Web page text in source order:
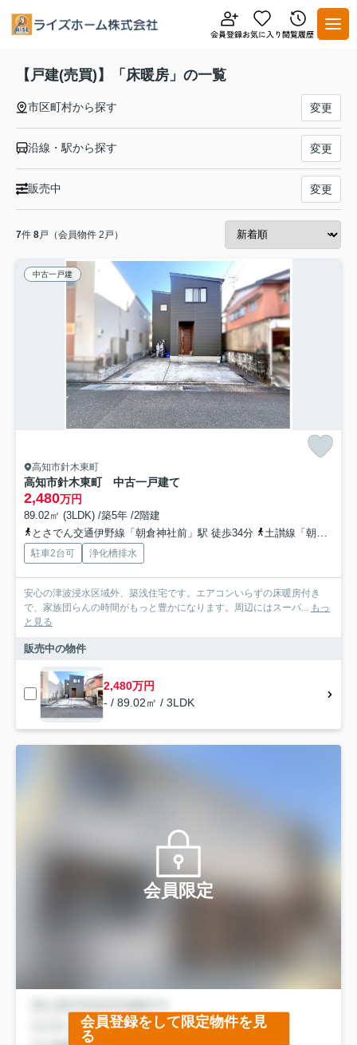
【戸建(売買)】「床暖房」の一覧
市区町村から探す 変更
沿線・駅から探す 変更
販売中 変更
7件 8戸（会員物件 2戸）
中古一戸建
高知市針木東町
高知市針木東町 中古一戸建て
2,480万円
89.02㎡ (3LDK) /築5年 /2階建
とさでん交通伊野線「朝倉神社前」駅 徒歩34分
土讃線「朝倉」駅 徒歩35分
駐車2台可 浄化槽排水
安心の津波浸水区域外、築浅住宅です。エアコンいらずの床暖房付き
で、家族団らんの時間がもっと豊かになります。周辺にはスーパ... もっ
と見る
販売中の物件
2,480万円
- / 89.02㎡ / 3LDK
会員限定
会員登録をして限定物件を見
る